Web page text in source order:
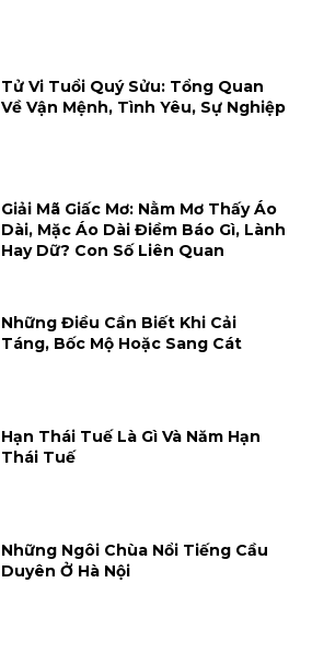
Tử Vi Tuổi Quý Sửu: Tổng Quan
Về Vận Mệnh, Tình Yêu, Sự Nghiệp
Giải Mã Giấc Mơ: Nằm Mơ Thấy Áo
Dài, Mặc Áo Dài Điềm Báo Gì, Lành
Hay Dữ? Con Số Liên Quan
Những Điều Cần Biết Khi Cải
Táng, Bốc Mộ Hoặc Sang Cát
Hạn Thái Tuế Là Gì Và Năm Hạn
Thái Tuế
Những Ngôi Chùa Nổi Tiếng Cầu
Duyên Ở Hà Nội